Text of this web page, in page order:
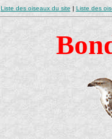
Liste des oiseaux du site | Liste des